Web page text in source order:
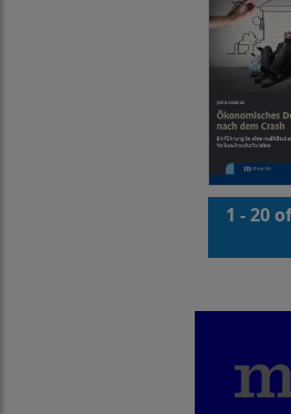
1 - 20